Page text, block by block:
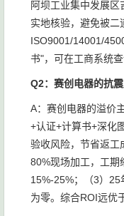
阿坝工业集中发展
实地核验，避免被二
ISO9001/14001/
书"，可在工商系统查
Q2：赛创电器的抗
A：赛创电器的溢价
+认证+计算书+深化
验收风险，节省返工
80%现场加工，工期
15%-25%；（3）
为零。综合ROI远优